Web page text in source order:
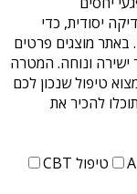
יסודית, כדי
מוצגים פרטים
ישירה ונוחה. המטרה
טיפול שנכון לכם
להכיר את
טיפול CBT